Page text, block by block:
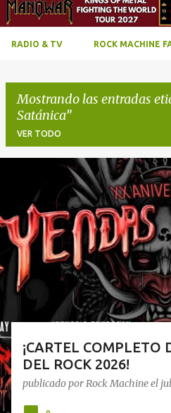
RADIO & TV ROCK MACHINE
Mostrando las entradas
Satánica
VER TODO
t
a
d
s
¡CARTEL COMPLETO
DEL ROCK 2026!
publicado porRock Machineel